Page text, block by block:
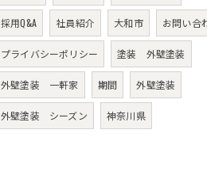
採用Q&A 社員紹介 大和市 お問い合
プライバシーポリシー 塗装 外壁塗装
外壁塗装 一軒家 期間 外壁塗装
外壁塗装 シーズン 神奈川県